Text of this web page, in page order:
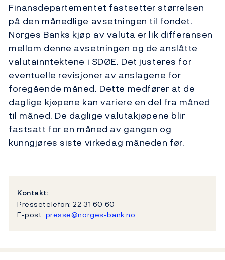
Finansdepartementet fastsetter størrelsen
på den månedlige avsetningen til fondet.
Norges Banks kjøp av valuta er lik differansen
mellom denne avsetningen og de anslåtte
valutainntektene i SDØE. Det justeres for
eventuelle revisjoner av anslagene for
foregående måned. Dette medfører at de
daglige kjøpene kan variere en del fra måned
til måned. De daglige valutakjøpene blir
fastsatt for en måned av gangen og
kunngjøres siste virkedag måneden før.
Kontakt:
Pressetelefon: 22 31 60 60
E-post: presse@norges-bank.no